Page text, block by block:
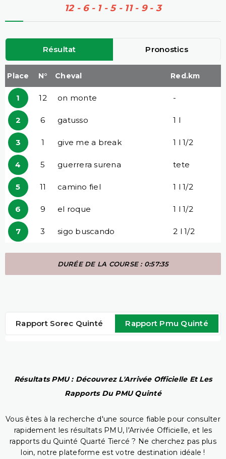
12 - 6 - 1 - 5 - 11 - 9 - 3
Résultat Pronostics
Place N° Cheval Red.km
1 12 on monte -
2 6 gatusso 1 l
3 1 give me a break 1 l 1/2
4 5 guerrera surena tete
5 11 camino fiel 1 l 1/2
6 9 el roque 1 l 1/2
7 3 sigo buscando 2 l 1/2
DURÉE DE LA COURSE : 0:57:35
Rapport Sorec Quinté Rapport Pmu Quinté
Résultats PMU : Découvrez L'Arrivée Officielle Et Les
Rapports Du PMU Quinté
Vous êtes à la recherche d'une source fiable pour consulter
rapidement les résultats PMU, l'Arrivée Officielle, et les
rapports du Quinté Quarté Tiercé ? Ne cherchez pas plus
loin, notre plateforme est votre destination idéale !